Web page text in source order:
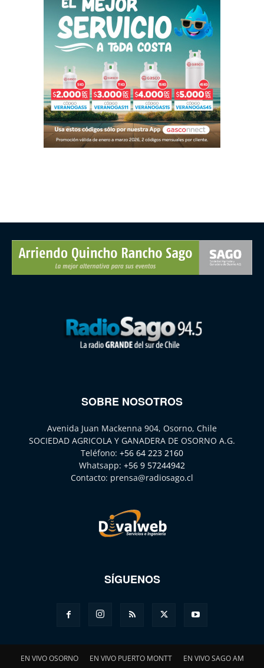
SOBRE NOSOTROS
Avenida Juan Mackenna 904, Osorno, Chile
SOCIEDAD AGRICOLA Y GANADERA DE OSORNO A.G.
Teléfono: +56 64 223 2160
Whatsapp: +56 9 57244942
Contacto: prensa@radiosago.cl
SÍGUENOS
EN VIVO OSORNO EN VIVO PUERTO MONTT EN VIVO SAGO AM